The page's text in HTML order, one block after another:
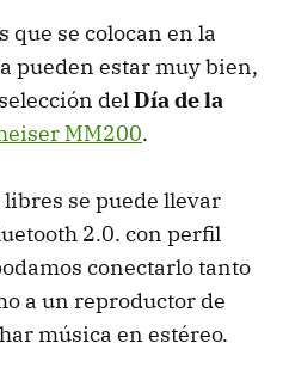
que se colocan en la
pueden estar muy bien,
delDía de la
MM200.
se puede llevar
2.0. con perfil
conectarlo tanto
a un reproductor de
música en estéreo.